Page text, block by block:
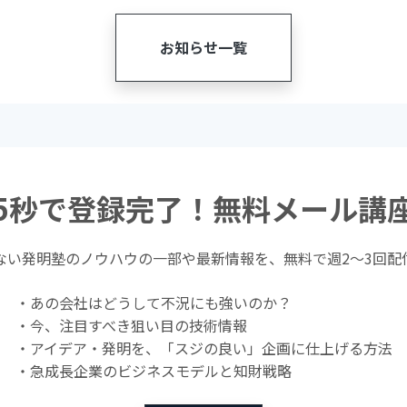
お知らせ一覧
秒で登録完了！無料メール講
い発明塾のノウハウの一部や最新情報を、無料で週2〜3回配
・あの会社はどうして不況にも強いのか？
・今、注目すべき狙い目の技術情報
・アイデア・発明を、「スジの良い」企画に仕上げる方法
・急成長企業のビジネスモデルと知財戦略